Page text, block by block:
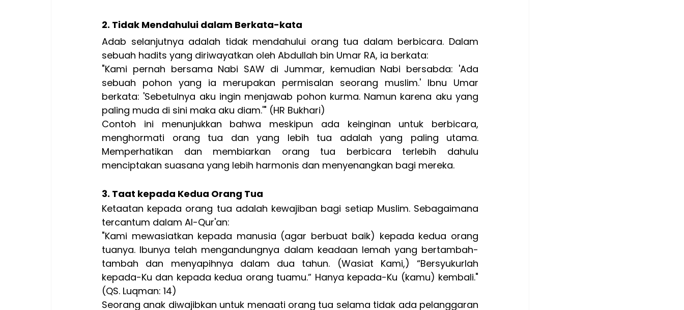
2. Tidak Mendahului dalam Berkata-kata
Adab selanjutnya adalah tidak mendahului orang tua dalam berbicara. Dalam
sebuah hadits yang diriwayatkan oleh Abdullah bin Umar RA, ia berkata:
"Kami pernah bersama Nabi SAW di Jummar, kemudian Nabi bersabda: 'Ada
sebuah pohon yang ia merupakan permisalan seorang muslim.' Ibnu Umar
berkata: 'Sebetulnya aku ingin menjawab pohon kurma. Namun karena aku yang
paling muda di sini maka aku diam.'" (HR Bukhari)
Contoh ini menunjukkan bahwa meskipun ada keinginan untuk berbicara,
menghormati orang tua dan yang lebih tua adalah yang paling utama.
Memperhatikan dan membiarkan orang tua berbicara terlebih dahulu
menciptakan suasana yang lebih harmonis dan menyenangkan bagi mereka.
3. Taat kepada Kedua Orang Tua
Ketaatan kepada orang tua adalah kewajiban bagi setiap Muslim. Sebagaimana
tercantum dalam Al-Qur'an:
"Kami mewasiatkan kepada manusia (agar berbuat baik) kepada kedua orang
tuanya. Ibunya telah mengandungnya dalam keadaan lemah yang bertambah-
tambah dan menyapihnya dalam dua tahun. (Wasiat Kami,) “Bersyukurlah
kepada-Ku dan kepada kedua orang tuamu.” Hanya kepada-Ku (kamu) kembali."
(QS. Luqman: 14)
Seorang anak diwajibkan untuk menaati orang tua selama tidak ada pelanggaran